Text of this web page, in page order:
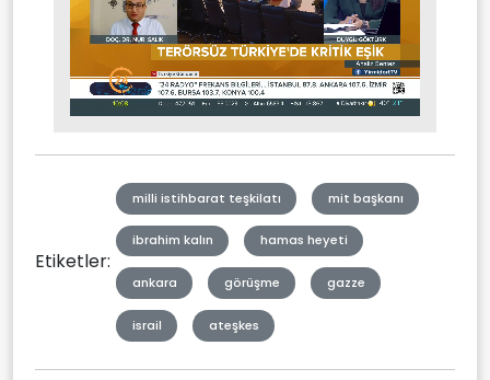
Mute Stream
Etiketler:
milli istihbarat teşkilatı mit başkanı
ibrahim kalın hamas heyeti
ankara görüşme gazze
israil ateşkes